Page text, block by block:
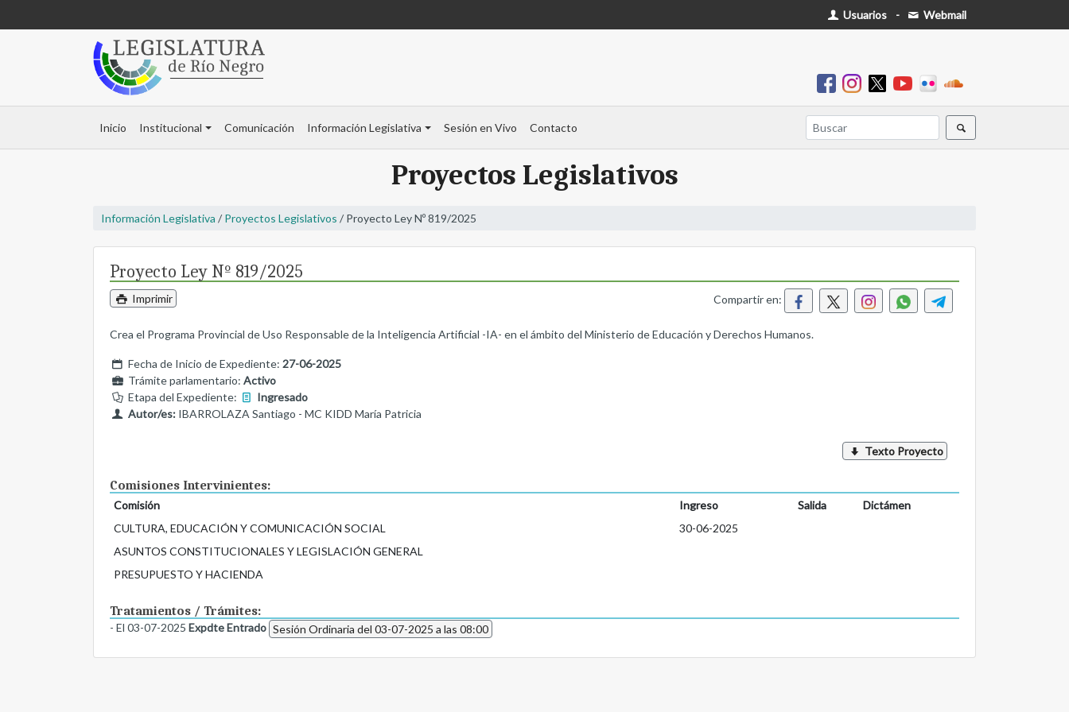
Usuarios - Webmail
Inicio Institucional Comunicación Información Legislativa Sesión en Vivo Contacto
Proyectos Legislativos
Información Legislativa / Proyectos Legislativos / Proyecto Ley Nº 819/2025
Proyecto Ley Nº 819/2025
Imprimir Compartir en:
Crea el Programa Provincial de Uso Responsable de la Inteligencia Artificial -IA- en el ámbito del Ministerio de Educación y Derechos Humanos.
Fecha de Inicio de Expediente: 27-06-2025
Trámite parlamentario: Activo
Etapa del Expediente:
Ingresado
Autor/es:IBARROLAZA Santiago - MC KIDD María Patricia
Texto Proyecto
Comisiones Intervinientes:
Comisión Ingreso Salida
Dictámen
CULTURA, EDUCACIÓN Y COMUNICACIÓN SOCIAL
30-06-2025
ASUNTOS CONSTITUCIONALES Y LEGISLACIÓN GENERAL
PRESUPUESTO Y HACIENDA
Tratamientos / Trámites:
- El 03-07-2025 Expdte Entrado Sesión Ordinaria del 03-07-2025 a las 08:00